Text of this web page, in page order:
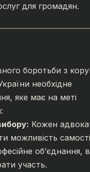
для громадян.
боротьби з
необхідне
яке має на меті
Кожен
можливість
об’єднання,
участь.